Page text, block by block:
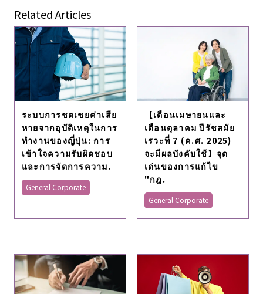
Related Articles
ระบบการชดเชยค่าเสีย
หายจากอุบัติเหตุในการ
ทํางานของญี่ปุ่น: การ
เข้าใจความรับผิดชอบ
และการจัดการความ.
General Corporate
【เดือนเมษายนและ
เดือนตุลาคม ปีรัชสมัย
เรวะที่ 7 (ค.ศ. 2025)
จะมีผลบังคับใช้】จุด
เด่นของการแก้ไข
"กฎ.
General Corporate